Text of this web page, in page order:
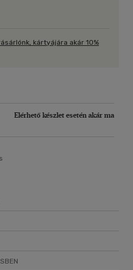
kártyájára akár 10%
Elérhető készlet esetén akár ma